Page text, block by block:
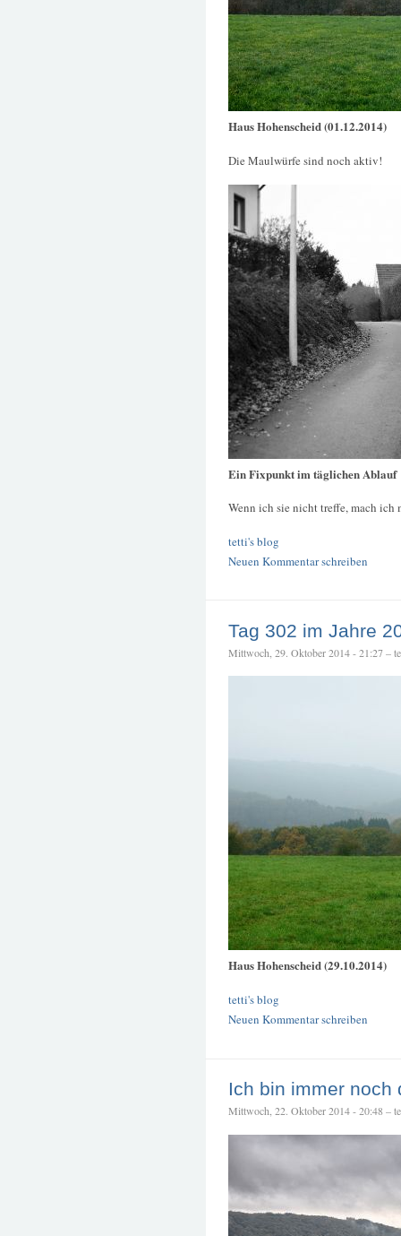
Haus Hohenscheid (01.12.2014)
Die Maulwürfe sind noch aktiv!
Ein Fixpunkt im täglichen Ablauf
Wenn ich sie nicht treffe, mach ich
tetti's blog
Neuen Kommentar schreiben
Tag 302 im Jahre
Mittwoch, 29. Oktober 2014 - 21:27 –
Haus Hohenscheid (29.10.2014)
tetti's blog
Neuen Kommentar schreiben
Ich bin immer noch
Mittwoch, 22. Oktober 2014 - 20:48 –